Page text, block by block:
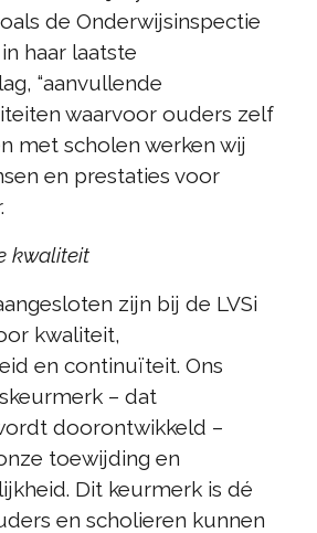
de Onderwijsinspectie
haar laatste
“aanvullende
waarvoor ouders zelf
met scholen werken wij
en prestaties voor
kwaliteit
zijn bij de LVSi
kwaliteit,
en continuïteit. Ons
– dat
doorontwikkeld –
toewijding en
Dit keurmerk is dé
en scholieren kunnen